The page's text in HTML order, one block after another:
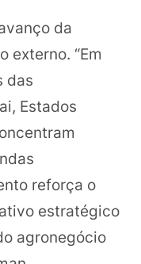
da
externo. “Em
das
Estados
reforça o
estratégico
agronegócio